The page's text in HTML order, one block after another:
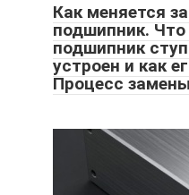
Как меняется
подшипник. Что
подшипник
устроен и как
Процесс